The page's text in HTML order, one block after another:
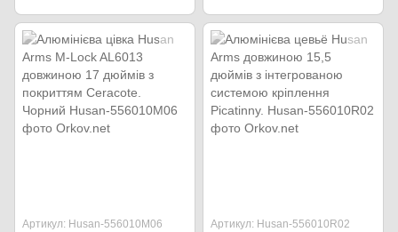
Артикул: Husan-556010M06 Артикул: Husan-556010R02